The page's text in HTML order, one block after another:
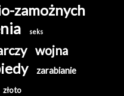
zamożnych
seks
wojna
zarabianie
złoto